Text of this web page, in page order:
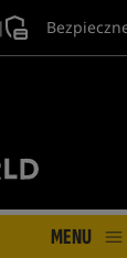
|
MENU